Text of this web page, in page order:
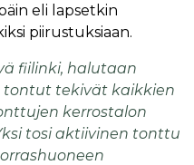
eli lapsetkin
piirustuksiaan.
fiilinki, halutaan
tontut tekivät kaikkien
kerrostalon
tosi aktiivinen tonttu